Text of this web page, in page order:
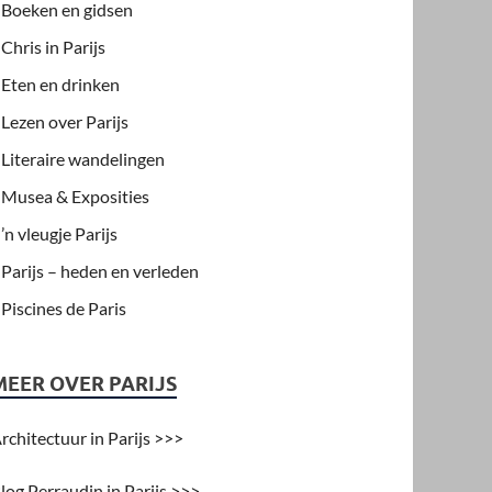
Boeken en gidsen
Chris in Parijs
Eten en drinken
Lezen over Parijs
Literaire wandelingen
Musea & Exposities
’n vleugje Parijs
Parijs – heden en verleden
Piscines de Paris
OVER PARIJS
in Parijs >>>